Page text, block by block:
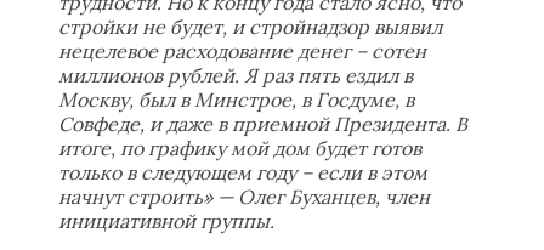
стройки не будет, и стройнадзор выявил
нецелевое расходование денег – сотен
миллионов рублей. Я раз пять ездил в
Москву, был в Минстрое, в Госдуме, в
Совфеде, и даже в приемной Президента. В
итоге, по графику мой дом будет готов
только в следующем году – если в этом
начнут строить» — Олег Буханцев, член
инициативной группы.